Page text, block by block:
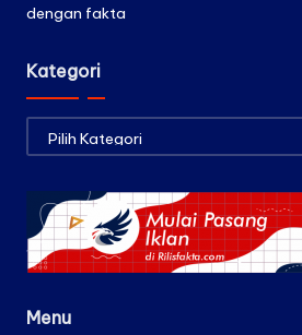
dengan fakta
Kategori
Menu